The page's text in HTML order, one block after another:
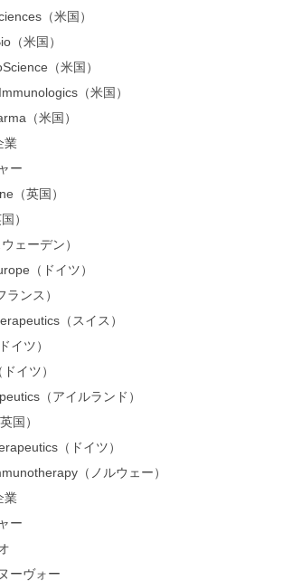
（米国）
米国）
（米国）
（米国）
（米国）
ー
英国）
）
ーデン）
（ドイツ）
ンス）
（スイス）
ツ）
イツ）
（アイルランド）
国）
（ドイツ）
（ノルウェー）
ー
ヴォー